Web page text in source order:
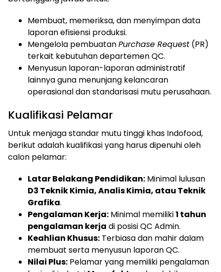
Membuat, memeriksa, dan menyimpan data
laporan efisiensi produksi.
Mengelola pembuatanPurchase Request (PR)
terkait kebutuhan departemen QC.
Menyusun laporan-laporan administratif
lainnya guna menunjang kelancaran
operasional dan standarisasi mutu perusahaan.
Kualifikasi Pelamar
Untuk menjaga standar mutu tinggi khas Indofood,
berikut adalah kualifikasi yang harus dipenuhi oleh
calon pelamar:
Latar Belakang Pendidikan: Minimal lulusan
D3 Teknik Kimia, Analis Kimia, atau Teknik
Grafika.
Pengalaman Kerja: Minimal memiliki1 tahun
pengalaman kerja di posisi QC Admin.
Keahlian Khusus: Terbiasa dan mahir dalam
membuat serta menyusun laporan QC.
Nilai Plus: Pelamar yang memiliki pengalaman